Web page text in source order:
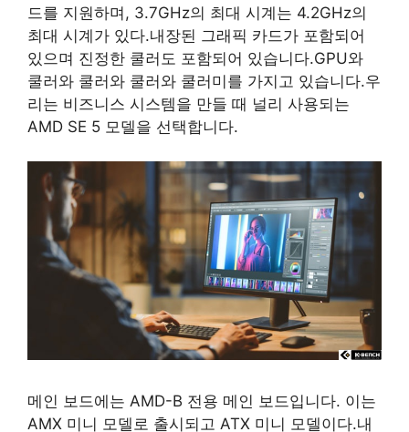
드를 지원하며, 3.7GHz의 최대 시계는 4.2GHz의
최대 시계가 있다.내장된 그래픽 카드가 포함되어
있으며 진정한 쿨러도 포함되어 있습니다.GPU와
쿨러와 쿨러와 쿨러와 쿨러미를 가지고 있습니다.우
리는 비즈니스 시스템을 만들 때 널리 사용되는
AMD SE 5 모델을 선택합니다.
메인 보드에는 AMD-B 전용 메인 보드입니다. 이는
AMX 미니 모델로 출시되고 ATX 미니 모델이다.내